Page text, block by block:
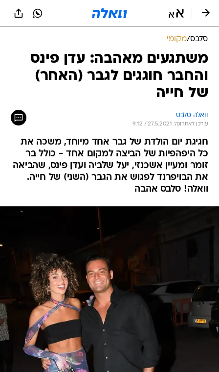
סלבס/מקומי
משתגעים מאהבה: עדן פינס
והחבר חוגגים לגבר (האחר)
של חייה
וואלה סלבס
עודכן לאחרונה: 27.5.2021 / 9:12
חגיגת יום הולדת של גבר אחד מיוחד, משכה את
כל היפהפיות של הביצה למקום אחד - כולל בר
זומר ומעיין אשכנזי, יעל שלביה ועדן פינס, שהביאה
את הבויפרנד לפגוש את הגבר (השני) של חייה.
וואלה! סלבס אהבה